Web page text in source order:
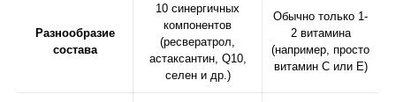
Разнообразие
состава
10 синергичных
компонентов
(ресвератрол,
астаксантин, Q10,
селен и др.)
Обычно только 1-
2 витамина
(например, просто
витамин С или Е)